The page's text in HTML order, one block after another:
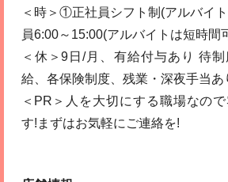
＜時＞①正社員シフト制(アルバイ
員6:00～15:00(アルバイトは短時間
＜休＞9日/月、有給付与あり 待
給、各保険制度、残業・深夜手当あ
＜PR＞人を大切にする職場なの
す!まずはお気軽にご連絡を!